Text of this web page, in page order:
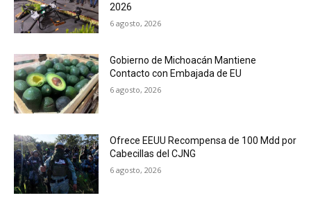
2026
6 agosto, 2026
Gobierno de Michoacán Mantiene
Contacto con Embajada de EU
6 agosto, 2026
Ofrece EEUU Recompensa de 100 Mdd por
Cabecillas del CJNG
6 agosto, 2026